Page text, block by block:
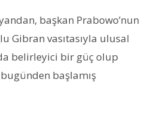
başkan Prabowo’nun
Gibran vasıtasıyla ulusal
belirleyici bir güç olup
başlamış